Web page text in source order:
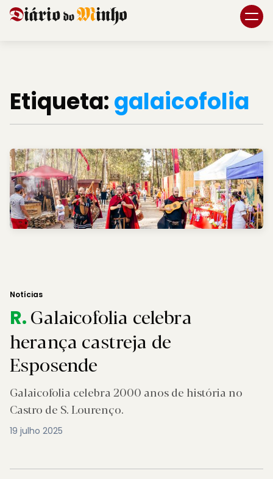
Etiqueta:galaicofolia
Notícias
R.Galaicofolia celebra
herança castreja de
Esposende
Galaicofolia celebra 2000 anos de história no
Castro de S. Lourenço.
19 julho 2025